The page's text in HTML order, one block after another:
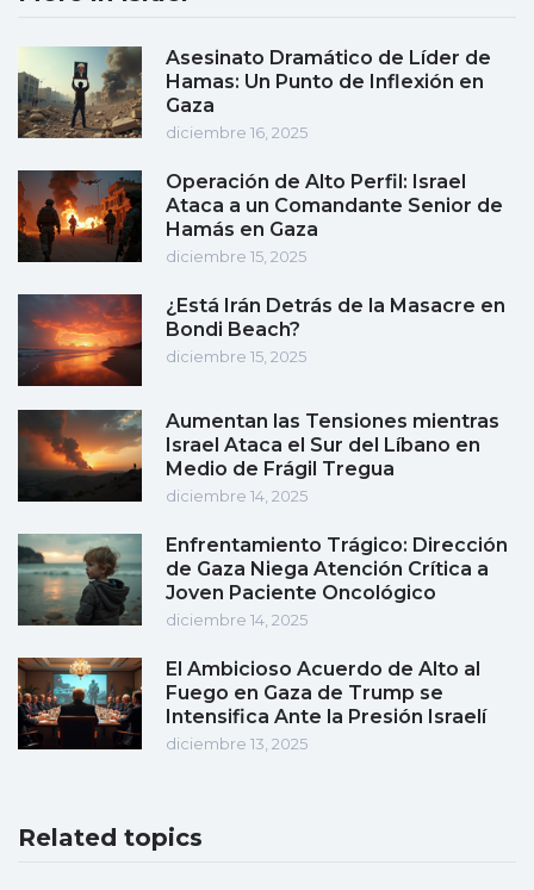
Asesinato Dramático de Líder de
Hamas: Un Punto de Inflexión en
Gaza
diciembre 16, 2025
Operación de Alto Perfil: Israel
Ataca a un Comandante Senior de
Hamás en Gaza
diciembre 15, 2025
¿Está Irán Detrás de la Masacre en
Bondi Beach?
diciembre 15, 2025
Aumentan las Tensiones mientras
Israel Ataca el Sur del Líbano en
Medio de Frágil Tregua
diciembre 14, 2025
Enfrentamiento Trágico: Dirección
de Gaza Niega Atención Crítica a
Joven Paciente Oncológico
diciembre 14, 2025
El Ambicioso Acuerdo de Alto al
Fuego en Gaza de Trump se
Intensifica Ante la Presión Israelí
diciembre 13, 2025
Related topics